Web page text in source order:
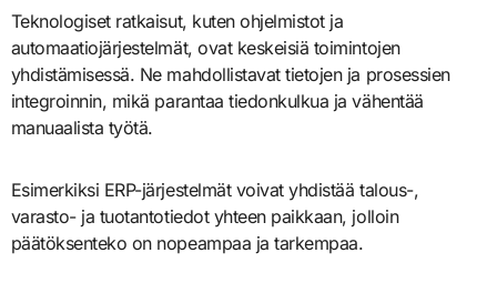
Teknologiset ratkaisut, kuten ohjelmistot ja
automaatiojärjestelmät, ovat keskeisiä toimintojen
yhdistämisessä. Ne mahdollistavat tietojen ja prosessien
integroinnin, mikä parantaa tiedonkulkua ja vähentää
manuaalista työtä.
Esimerkiksi ERP-järjestelmät voivat yhdistää talous-,
varasto- ja tuotantotiedot yhteen paikkaan, jolloin
päätöksenteko on nopeampaa ja tarkempaa.